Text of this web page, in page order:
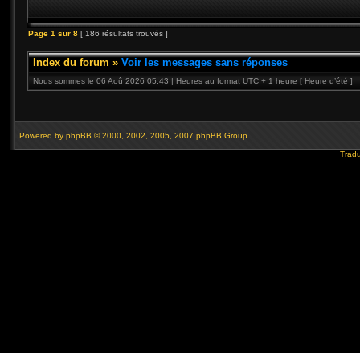
Page 1 sur 8 [ 186 résultats trouvés ]
Index du forum » Voir les messages sans réponses
Nous sommes le 06 Aoû 2026 05:43 | Heures au format UTC + 1 heure [ Heure d’été ]
Powered by phpBB © 2000, 2002, 2005, 2007 phpBB Group